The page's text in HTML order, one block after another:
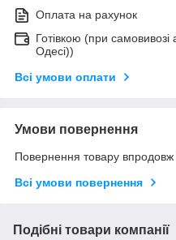
Оплата на рахунок
Готівкою (при
Одесі))
Всі умови оплати
Умови повернення
Повернення товару впродовж
Всі умови повернення
Подібні товари компанії